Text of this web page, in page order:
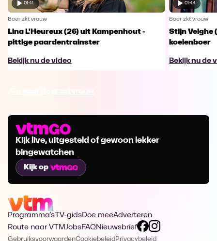
01:41
Boer zkt vrouw
Lina L'Heureux (26) uit Kampenhout -
pittige paardentrainster
Bekijk nu de video
01:44
Boer zkt vrouw
Stijn Velghe
koeienboer
Bekijk nu de
Kijk live, uitgesteld of gewoon lekker
bingewatchen
Kijk op
Programma's TV-gidsDoe meeAdverteren
Route naar VTMJobsFAQNieuwsbrief
GebruiksvoorwaardenCookiebeleid Privacybeleid